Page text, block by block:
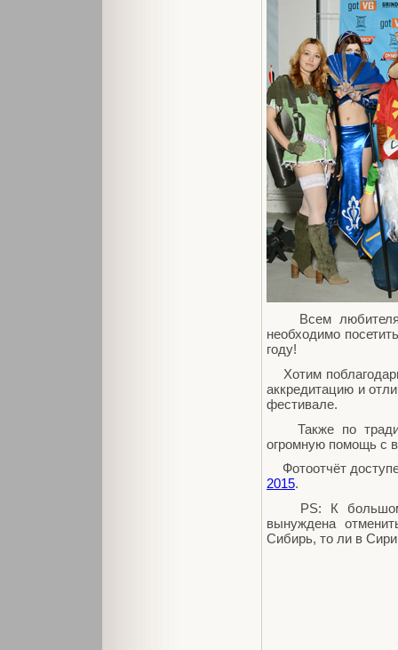
Всем любителям
необходимо
году!
Хотим
аккредитацию и
фестивале.
Также по
огромную помощь с
Фотоотчёт
2015.
PS: К большому
вынуждена
Сибирь, то ли в